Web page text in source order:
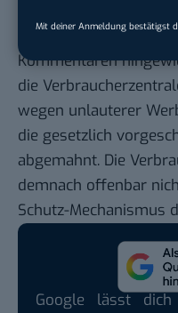
Mit deiner Anmeldung bestätigst
Nachtrag: Wie mich
Kommentaren
die
wegen unlauterer
die gesetzlich
abgemahnt. Die
demnach offenbar
Schutz-Mechanismus
Google lässt